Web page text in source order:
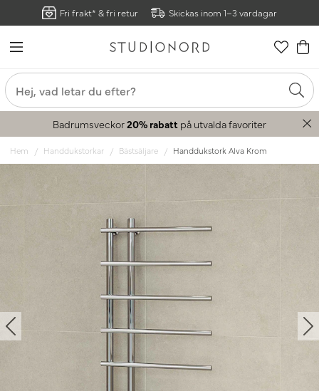
Fri frakt* & fri retur Skickas inom 1–3 vardagar
Badrumsveckor20% rabatt på utvalda favoriter
Hem Handdukstorkar Bästsäljare Handdukstork Alva Krom